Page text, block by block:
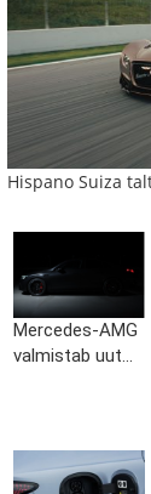
Hispano Suiza
Mercedes-AMG
valmistab uut...